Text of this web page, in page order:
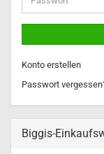
Konto erstellen
Passwort
Biggis-